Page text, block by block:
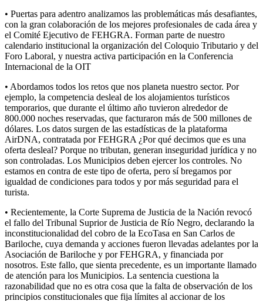
• Puertas para adentro analizamos las problemáticas más desafiantes,
con la gran colaboración de los mejores profesionales de cada área y
el Comité Ejecutivo de FEHGRA. Forman parte de nuestro
calendario institucional la organización del Coloquio Tributario y del
Foro Laboral, y nuestra activa participación en la Conferencia
Internacional de la OIT
• Abordamos todos los retos que nos planeta nuestro sector. Por
ejemplo, la competencia desleal de los alojamientos turísticos
temporarios, que durante el último año tuvieron alrededor de
800.000 noches reservadas, que facturaron más de 500 millones de
dólares. Los datos surgen de las estadísticas de la plataforma
AirDNA, contratada por FEHGRA ¿Por qué decimos que es una
oferta desleal? Porque no tributan, generan inseguridad jurídica y no
son controladas. Los Municipios deben ejercer los controles. No
estamos en contra de este tipo de oferta, pero sí bregamos por
igualdad de condiciones para todos y por más seguridad para el
turista.
• Recientemente, la Corte Suprema de Justicia de la Nación revocó
el fallo del Tribunal Suprior de Justicia de Río Negro, declarando la
inconstitucionalidad del cobro de la EcoTasa en San Carlos de
Bariloche, cuya demanda y acciones fueron llevadas adelantes por la
Asociación de Bariloche y por FEHGRA, y financiada por
nosotros. Este fallo, que sienta precedente, es un importante llamado
de atención para los Municipios. La sentencia cuestiona la
razonabilidad que no es otra cosa que la falta de observación de los
principios constitucionales que fija límites al accionar de los